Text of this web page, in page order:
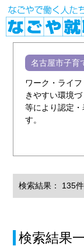
名古屋市子育
ワーク・ライ
きやすい環境
等により認定
す。
検索結果： 135件
検索結果